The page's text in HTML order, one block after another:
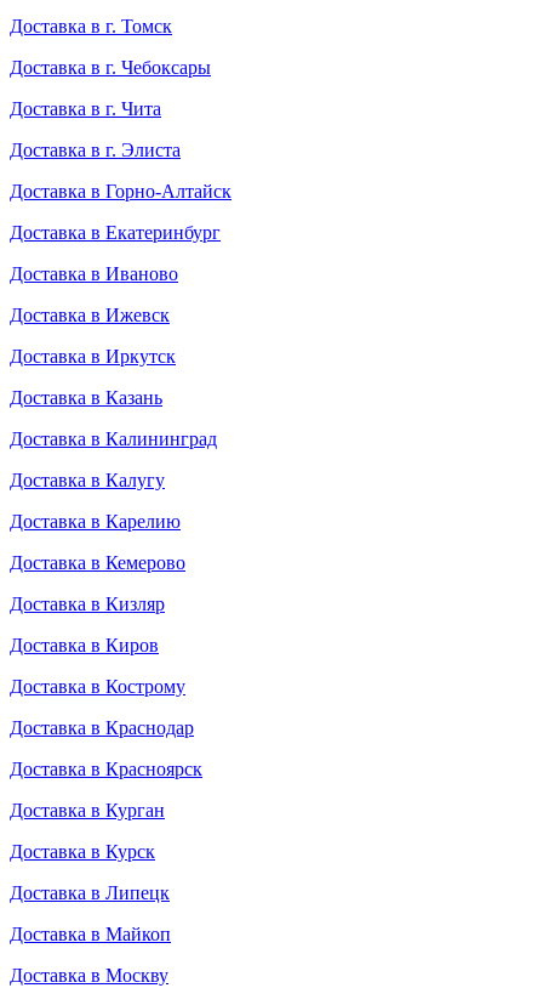
Доставка в г. Томск
Доставка в г. Чебоксары
Доставка в г. Чита
Доставка в г. Элиста
Доставка в Горно-Алтайск
Доставка в Екатеринбург
Доставка в Иваново
Доставка в Ижевск
Доставка в Иркутск
Доставка в Казань
Доставка в Калининград
Доставка в Калугу
Доставка в Карелию
Доставка в Кемерово
Доставка в Кизляр
Доставка в Киров
Доставка в Кострому
Доставка в Краснодар
Доставка в Красноярск
Доставка в Курган
Доставка в Курск
Доставка в Липецк
Доставка в Майкоп
Доставка в Москву